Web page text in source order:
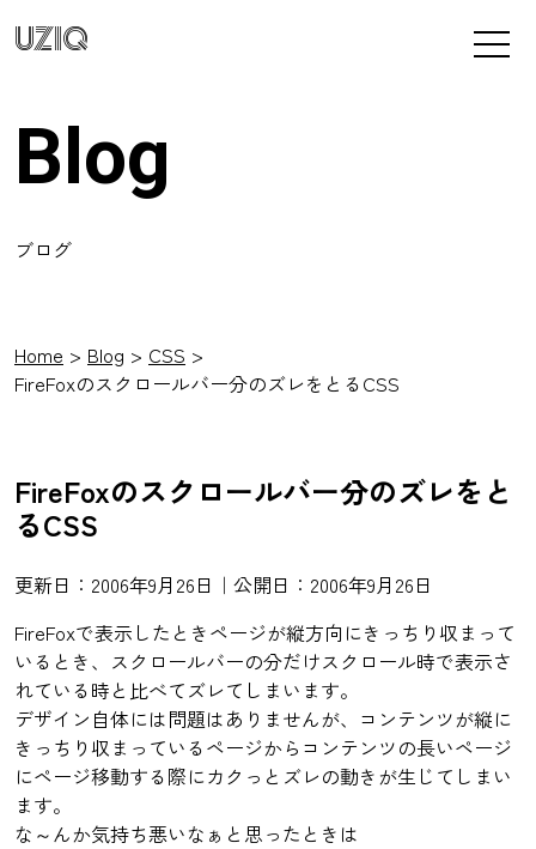
UZIQ
Blog
ブログ
Home Blog
CSS
FireFoxのスクロールバー分のズレをとるCSS
FireFoxのスクロールバー分のズレをと
るCSS
更新日：2006年9月26日｜公開日：2006年9月26日
FireFoxで表示したときページが縦方向にきっちり収まって
いるとき、スクロールバーの分だけスクロール時で表示さ
れている時と比べてズレてしまいます。
デザイン自体には問題はありませんが、コンテンツが縦に
きっちり収まっているページからコンテンツの長いページ
にページ移動する際にカクっとズレの動きが生じてしまい
ます。
な～んか気持ち悪いなぁと思ったときは